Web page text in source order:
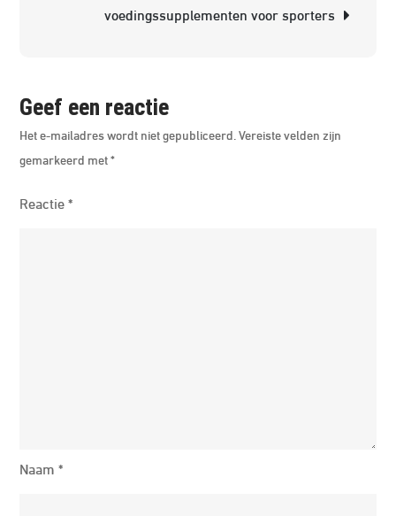
voedingssupplementen voor sporters
Geef een reactie
Het e-mailadres wordt niet gepubliceerd. Vereiste velden zijn
gemarkeerd met*
Reactie*
Naam*